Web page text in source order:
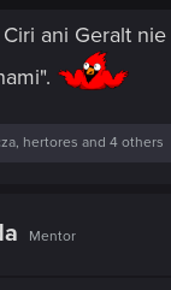
ani Geralt
, hertores and 4 others
Mentor